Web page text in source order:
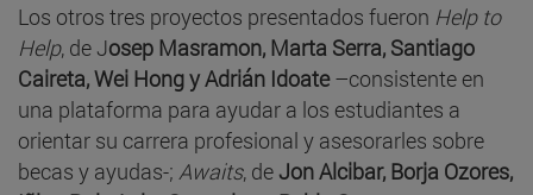
Los otros tres proyectos presentados fueron Help to
Help, de Josep Masramon, Marta Serra, Santiago
Caireta, Wei Hong y Adrián Idoate–consistente en
una plataforma para ayudar a los estudiantes a
orientar su carrera profesional y asesorarles sobre
becas y ayudas-; Awaits, deJon Alcibar, Borja Ozores,